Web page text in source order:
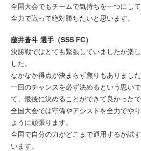
全国大会でもチームで気持ちを一つにし
全力で戦って絶対勝ちたいと思います。
藤井蒼斗 選手（SSS FC）
決勝戦ではとても緊張していましたが楽
した。
なかなか得点が決まらず焦りもありました
一回のチャンスを必ず決めるという思い
て、最後に決めることができて良かったで
全国大会では守備やアシストを全力でや
ように頑張ります。
全国で自分の力がどこまで通用するか試
います。